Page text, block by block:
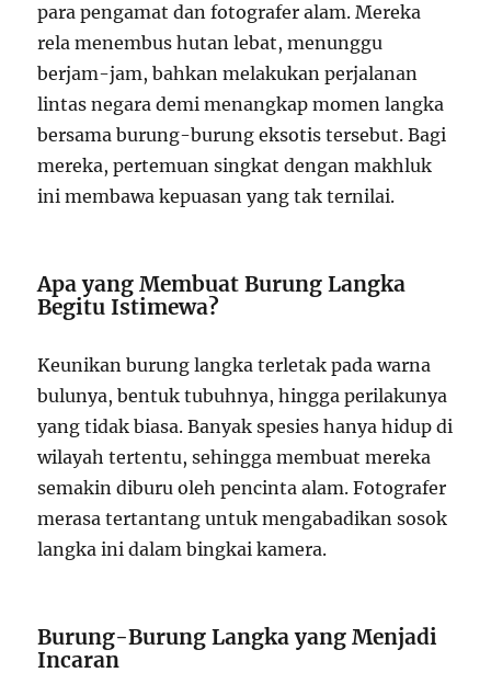
para pengamat dan fotografer alam. Mereka
rela menembus hutan lebat, menunggu
berjam-jam, bahkan melakukan perjalanan
lintas negara demi menangkap momen langka
bersama burung-burung eksotis tersebut. Bagi
mereka, pertemuan singkat dengan makhluk
ini membawa kepuasan yang tak ternilai.
Apa yang Membuat Burung Langka
Begitu Istimewa?
Keunikan burung langka terletak pada warna
bulunya, bentuk tubuhnya, hingga perilakunya
yang tidak biasa. Banyak spesies hanya hidup di
wilayah tertentu, sehingga membuat mereka
semakin diburu oleh pencinta alam. Fotografer
merasa tertantang untuk mengabadikan sosok
langka ini dalam bingkai kamera.
Burung-Burung Langka yang Menjadi
Incaran